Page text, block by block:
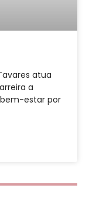
atua
a
estar por